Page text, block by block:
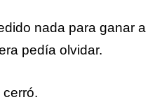
nada para ganar a
pedía olvidar.